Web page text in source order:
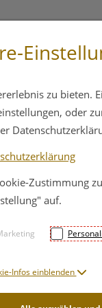
zu bieten.
oder
Zustimmung
auf.
Infos einblenden